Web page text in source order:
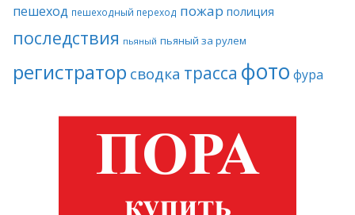
пешеход пешеходный переход пожар полиция
последствия пьяный пьяный за рулем
регистратор сводка трасса фото фура